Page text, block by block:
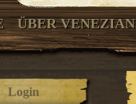
ÜBER
Login